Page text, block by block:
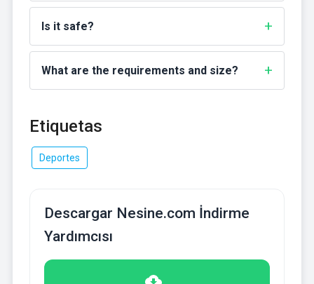
Is it safe?
What are the requirements and size?
Etiquetas
Deportes
Descargar Nesine.com İndirme
Yardımcısı